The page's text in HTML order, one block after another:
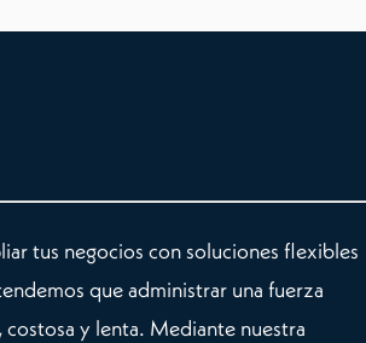
tus negocios con soluciones flexibles
que administrar una fuerza
y lenta. Mediante nuestra